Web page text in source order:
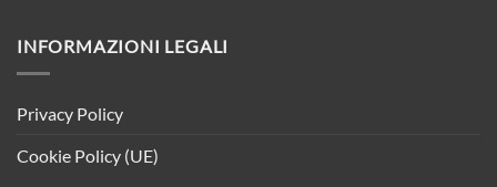
INFORMAZIONI LEGALI
Privacy Policy
Cookie Policy (UE)